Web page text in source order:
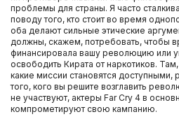
проблемы для страны. Я часто
поводу того, кто стоит во время
оба делают сильные этические
должны, скажем, потребовать, чтобы
финансировала вашу революцию или
освободить Кирата от наркотиков.
какие миссии становятся доступными,
того, кого вы решите возглавить
не участвуют, актеры Far Cry 4 в
компрометируют свою кампанию.